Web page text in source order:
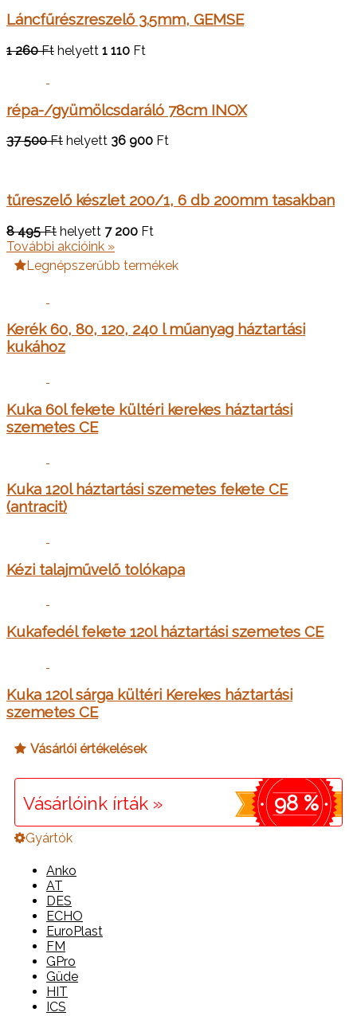
Láncfűrészreszelő 3.5mm, GEMSE
1 260 Ft helyett 1 110 Ft
répa-/gyümölcsdaráló 78cm INOX
37 500 Ft helyett 36 900 Ft
tűreszelő készlet 200/1, 6 db 200mm tasakban
8 495 Ft helyett 7 200 Ft
További akcióink »
Legnépszerűbb termékek
Kerék 60, 80, 120, 240 l műanyag háztartási
kukához
Kuka 60l fekete kültéri kerekes háztartási
szemetes CE
Kuka 120l háztartási szemetes fekete CE
(antracit)
Kézi talajművelő tolókapa
Kukafedél fekete 120l háztartási szemetes CE
Kuka 120l sárga kültéri Kerekes háztartási
szemetes CE
Vásárlói értékelések
Vásárlóink írták » 98 %
Gyártók
Anko
AT
DES
ECHO
EuroPlast
FM
GPro
Güde
HIT
ICS